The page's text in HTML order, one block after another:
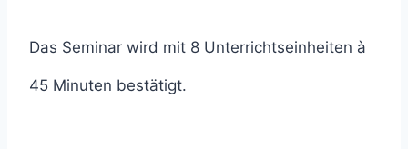
Das Seminar wird mit 8 Unterrichtseinheiten à
45 Minuten bestätigt.